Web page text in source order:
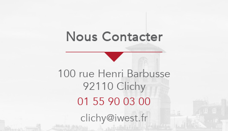
Nous Contacter
100 rue Henri Barbusse
92110 Clichy
01 55 90 03 00
clichy@iwest.fr